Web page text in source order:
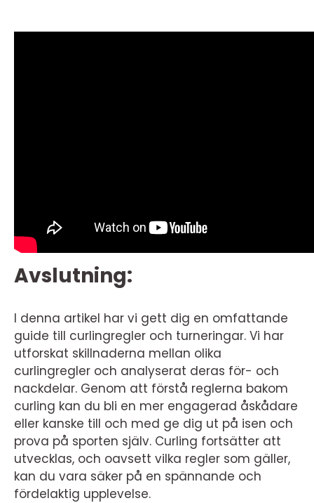
Avslutning:
I denna artikel har vi gett dig en omfattande
guide till curlingregler och turneringar. Vi har
utforskat skillnaderna mellan olika
curlingregler och analyserat deras för- och
nackdelar. Genom att förstå reglerna bakom
curling kan du bli en mer engagerad åskådare
eller kanske till och med ge dig ut på isen och
prova på sporten själv. Curling fortsätter att
utvecklas, och oavsett vilka regler som gäller,
kan du vara säker på en spännande och
fördelaktig upplevelse.